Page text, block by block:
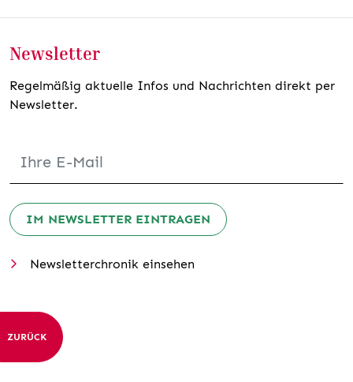
Newsletter
Regelmäßig aktuelle Infos und Nachrichten direkt per
Newsletter.
IM NEWSLETTER EINTRAGEN
Newsletterchronik einsehen
ZURÜCK